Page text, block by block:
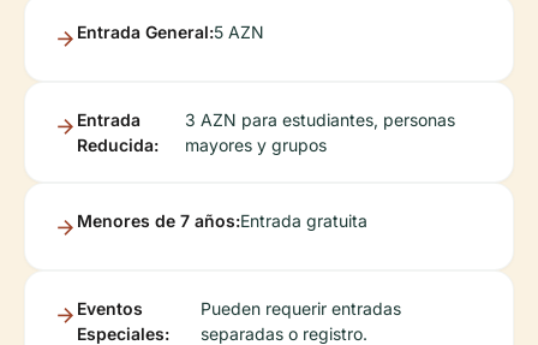
Entrada General:5 AZN
Entrada
Reducida:
3 AZN para estudiantes, personas
mayores y grupos
Menores de 7 años:Entrada gratuita
Eventos
Especiales:
Pueden requerir entradas
separadas o registro.